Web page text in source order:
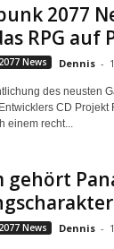
2077
RPG auf
News Dennis -
des neusten
CD Projekt
einem recht...
gehört
News Dennis -